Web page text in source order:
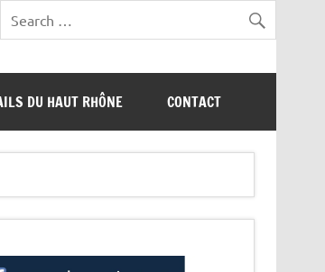
DU HAUT RHÔNE CONTACT